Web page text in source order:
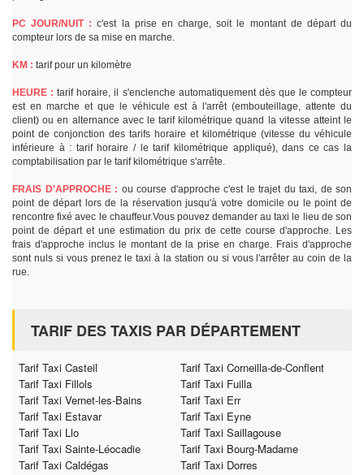
PC JOUR/NUIT : c'est la prise en charge, soit le montant de départ du
compteur lors de sa mise en marche.
KM : tarif pour un kilomètre
HEURE : tarif horaire, il s'enclenche automatiquement dès que le compteur
est en marche et que le véhicule est à l'arrêt (embouteillage, attente du
client) ou en alternance avec le tarif kilométrique quand la vitesse atteint le
point de conjonction des tarifs horaire et kilométrique (vitesse du véhicule
inférieure à : tarif horaire / le tarif kilométrique appliqué), dans ce cas la
comptabilisation par le tarif kilométrique s'arrête.
FRAIS D'APPROCHE : ou course d'approche c'est le trajet du taxi, de son
point de départ lors de la réservation jusqu'à votre domicile ou le point de
rencontre fixé avec le chauffeur.Vous pouvez demander au taxi le lieu de son
point de départ et une estimation du prix de cette course d'approche. Les
frais d'approche inclus le montant de la prise en charge. Frais d'approche
sont nuls si vous prenez le taxi à la station ou si vous l'arrêter au coin de la
rue.
TARIF DES TAXIS PAR DÉPARTEMENT
Tarif Taxi Casteil
Tarif Taxi Corneilla-de-Conflent
Tarif Taxi Fillols
Tarif Taxi Fuilla
Tarif Taxi Vernet-les-Bains
Tarif Taxi Err
Tarif Taxi Estavar
Tarif Taxi Eyne
Tarif Taxi Llo
Tarif Taxi Saillagouse
Tarif Taxi Sainte-Léocadie
Tarif Taxi Bourg-Madame
Tarif Taxi Caldégas
Tarif Taxi Dorres